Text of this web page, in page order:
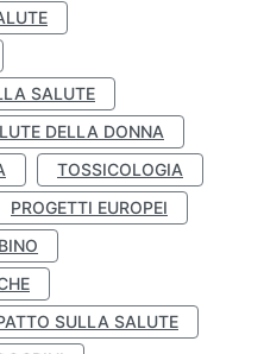
SALUTE
DELLA DONNA
TOSSICOLOGIA
PROGETTI EUROPEI
SULLA SALUTE